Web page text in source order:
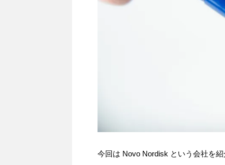
今回は Novo Nordisk という会社を紹